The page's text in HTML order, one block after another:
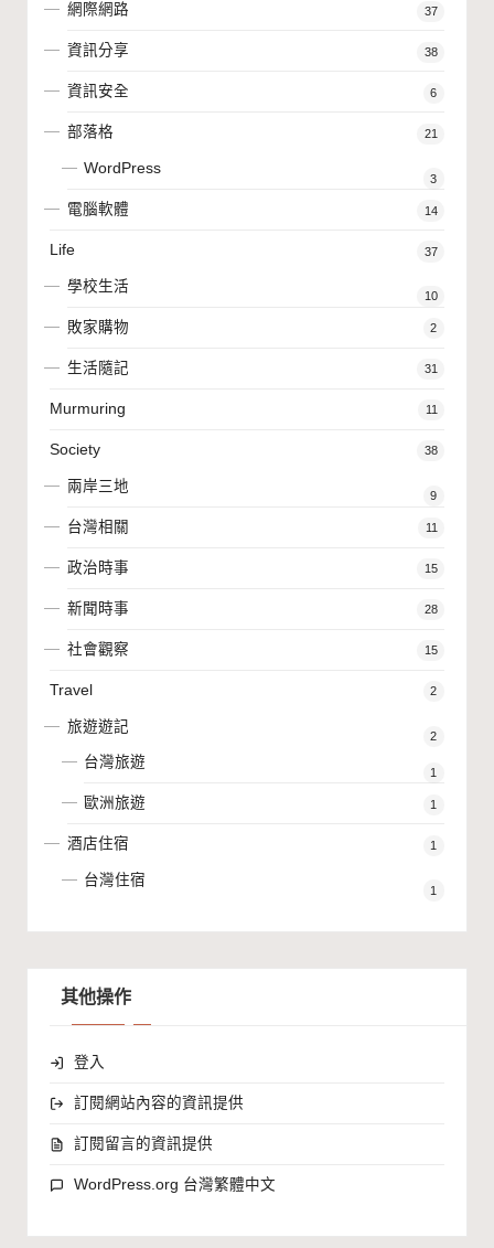
網際網路 37
資訊分享 38
資訊安全 6
部落格 21
WordPress
3
電腦軟體 14
Life 37
學校生活
10
敗家購物 2
生活隨記 31
Murmuring 11
Society 38
兩岸三地
9
台灣相關 11
政治時事 15
新聞時事 28
社會觀察 15
Travel 2
旅遊遊記
2
台灣旅遊
1
歐洲旅遊 1
酒店住宿 1
台灣住宿
1
其他操作
登入
訂閱網站內容的資訊提供
訂閱留言的資訊提供
WordPress.org 台灣繁體中文